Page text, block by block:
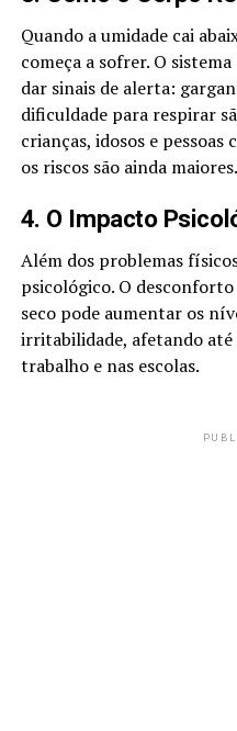
Quando a umidade cai
começa a sofrer. O
dar sinais de alerta:
dificuldade para respirar
crianças, idosos e
os riscos são ainda maiores.
4. O Impacto
Além dos problemas
psicológico. O
seco pode aumentar os
irritabilidade, afetando
trabalho e nas escolas.